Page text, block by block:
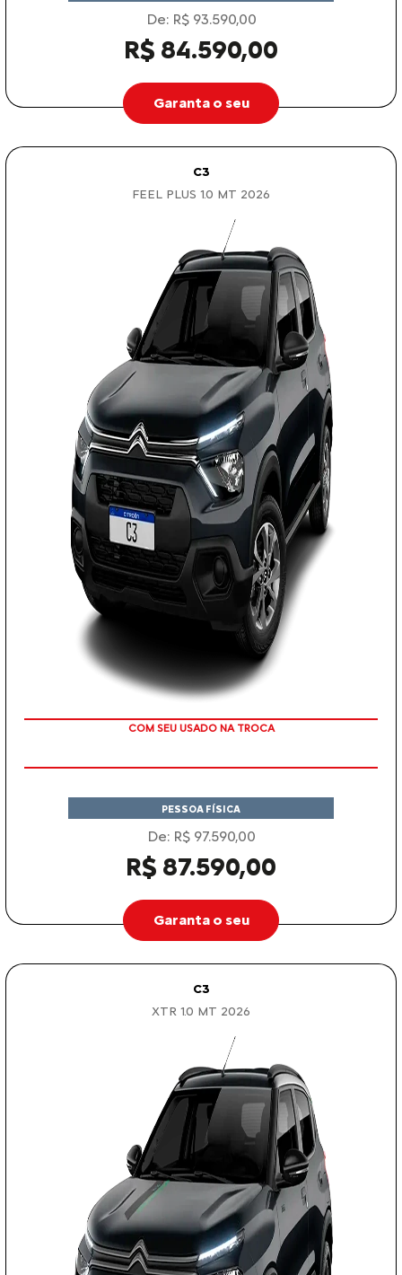
De: R$ 93.590,00
R$ 84.590,00
Garanta o seu
C3
FEEL PLUS 1.0 MT 2026
TAXA ZERO
PESSOA FÍSICA
De: R$ 97.590,00
R$ 87.590,00
Garanta o seu
C3
XTR 1.0 MT 2026